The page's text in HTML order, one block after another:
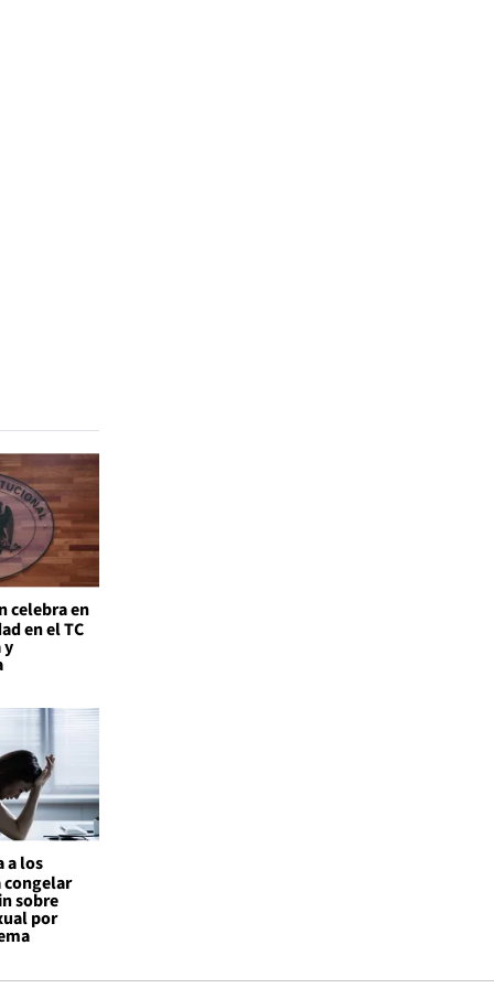
celebra en
en el TC
y
a los
congelar
sobre
por